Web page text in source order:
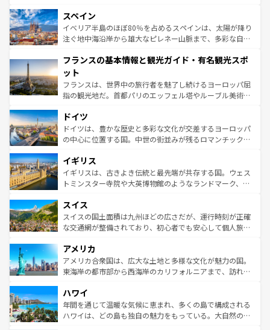
ろん、トスカーナの美しい田園風景やアマルフィ海岸の絶
景など、自然景観も見逃せない。観光の合間には、本場の
ピザやパスタなど、絶品のイタリア料理を堪能することも
ませてくれるイタリアで、忘れられない旅をしてみよう！
なお、新着のイタリア情報は
しい。
スペイン
イベリア半島のほぼ80％を占めるスペインは、太陽が降り
注ぐ地中海沿岸から雄大なピレネー山脈まで、多彩な自然
文化が根付くこの国では、情熱的なフラメンコ、熱気あふ
れる闘牛、そして美味しいタパスが生活の一部となってい
る。首都マドリードの洗練された雰囲気や、バルセロナの
アートに溢れた街角から、地方では古代ローマ遺跡や中世
せる。地方によって風土や気候が異なるスペインはその個
性で訪れる人を魅了する。 なお、新着のスペイン情報は コ
ンテンツ一覧を参照してほしい。
フランスの基本情報と観光ガイド・有名観光スポ
ット
フランスは、世界中の旅行者を魅了し続けるヨーロッパ屈
指の観光地だ。首都パリのエッフェル塔やルーブル美術館
で、幅広い魅力が詰まっている。華麗な宮殿、歴史的な大
聖堂、美しいビーチ、そして豊かな自然が、訪れる者を心
から魅了する。また、フランスは美食の国としても知ら
いる。シャンパンの発祥地であるランス、プロヴァンスの
香り高いラベンダー畑など、多彩な楽しみ方が可能だ。さ
らに、パリ以外の地域にも魅力が溢れており、どの街角に
れる地方に足を運ぶとそれぞれで全く異なる文化を体験で
きるだろう。 なお、新着のフランス情報はコンテンツ一覧
を参照してほしい。
ドイツ
ドイツは、豊かな歴史と多彩な文化が交差するヨーロッパ
の中心に位置する国。中世の街並みが残るロマンチック街
顔を持つこの国は、どこを歩いても飽きることがない。ベ
ルリンの文化的活気、バイエルン州のアルプスの絶景、そ
してライン川沿いのワイン畑といった風景は必見。ビール
は、お酒好きな人にはぜひ体験してほしい。 なお、新着の
ドイツ情報はコンテンツ一覧を参照してほしい。
イギリス
イギリスは、古きよき伝統と最先端が共存する国。ウェス
トミンスター寺院や大英博物館のようなランドマーク、歴
リアごとに異なる魅力がある。また、優雅なアフタヌーン
ティー、ビール好きにはたまらない英国パブ、サッカー観
戦など、本場だからこそできる体験も豊富。イギリスを旅
ンツ一覧を参照してほしい。
スイス
スイスの国土面積は九州ほどの広さだが、運行時刻が正確
な交通網が整備されており、初心者でも安心して個人旅行
の建物がそのまま残る町や、スイスならではのユニークな
博物館もあり、アルプス観光だけでなく町歩きも満喫する
ことができる。国民の所得が高いため物価も高いが、旅行
ば市内交通費無料で観光を楽しむこともできる。 なお、新
着のスイス情報はコンテンツ一覧 を参照してほしい。
アメリカ
アメリカ合衆国は、広大な土地と多様な文化が魅力の国。
東海岸の都市部から西海岸のカリフォルニアまで、訪れる
のような巨大都市は、観光、ショッピング、エンターテイ
ンメントが詰まった刺激的なスポットだ。一方、アメリカ
西部には大自然が広がり、グランドキャニオンやイエロー
ハワイ
年間を通じて温暖な気候に恵まれ、多くの島で構成される
ハワイは、どの島も独自の魅力をもっている。大自然の神